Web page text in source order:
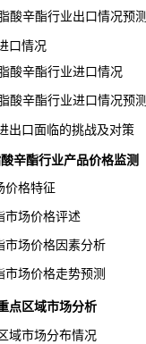
酯行业出口情况预测
口情况
辛酯行业进口情况
酯行业进口情况预测
口面临的挑战及对策
辛酯行业产品价格监测
格特征
价格评述
价格因素分析
价格走势预测
点区域市场分析
市场分布情况